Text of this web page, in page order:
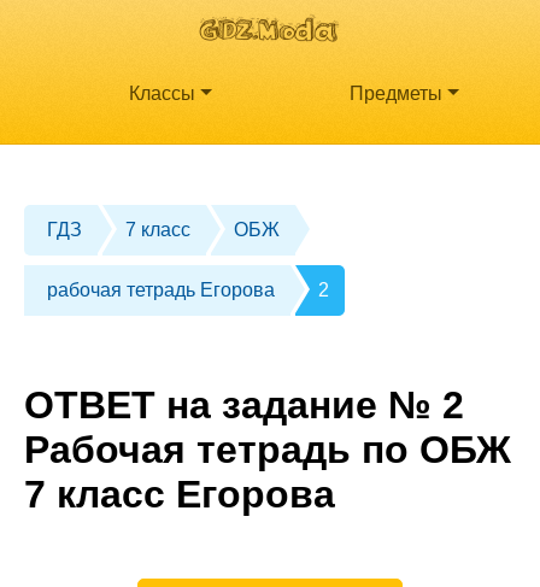
Классы Предметы
ГДЗ 7 класс ОБЖ
рабочая тетрадь Егорова 2
ОТВЕТ на задание № 2
Рабочая тетрадь по ОБЖ
7 класс Егорова